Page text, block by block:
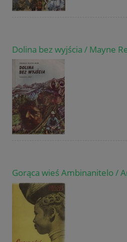
Dolina bez wyjścia / Mayne
Gorąca wieś Ambinanitelo /